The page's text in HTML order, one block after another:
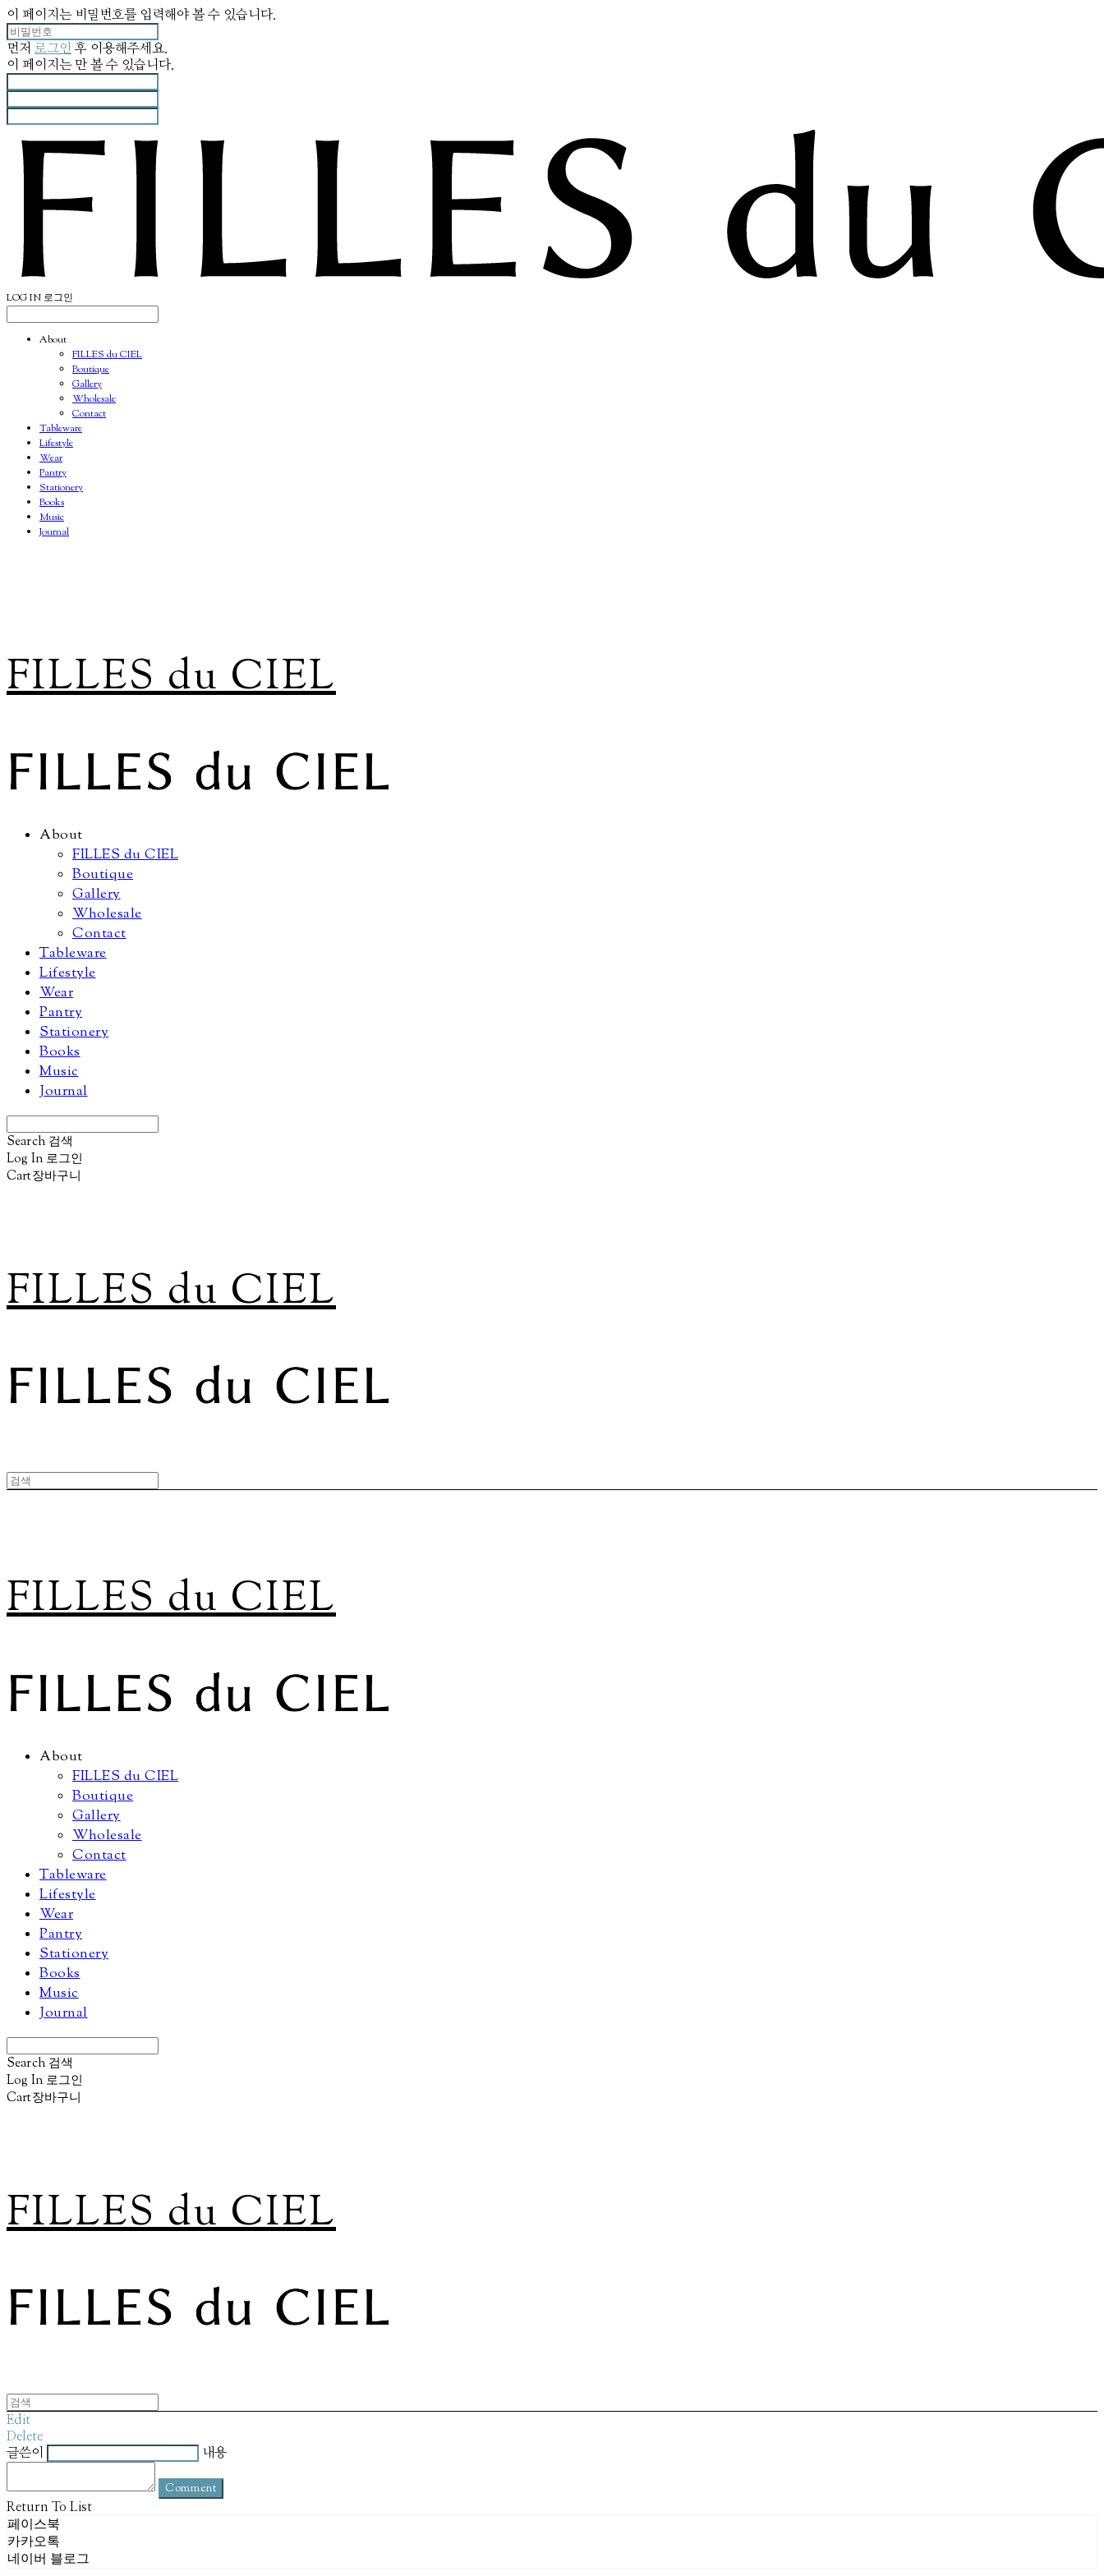
이 페이지는 비밀번호를 입력해야 볼 수 있습니다.
먼저 로그인 후 이용해주세요.
이 페이지는만 볼 수 있습니다.
LOG IN 로그인
About
FILLES du CIEL
Boutique
Gallery
Wholesale
Contact
Tableware
Lifestyle
Wear
Pantry
Stationery
Books
Music
Journal
FILLES du CIEL
About
FILLES du CIEL
Boutique
Gallery
Wholesale
Contact
Tableware
Lifestyle
Wear
Pantry
Stationery
Books
Music
Journal
Search 검색
Log In 로그인
Cart장바구니
FILLES du CIEL
FILLES du CIEL
About
FILLES du CIEL
Boutique
Gallery
Wholesale
Contact
Tableware
Lifestyle
Wear
Pantry
Stationery
Books
Music
Journal
Search 검색
Log In 로그인
Cart장바구니
FILLES du CIEL
Edit
Delete
글쓴이
내용
Comment
Return To List
페이스북
카카오톡
네이버 블로그